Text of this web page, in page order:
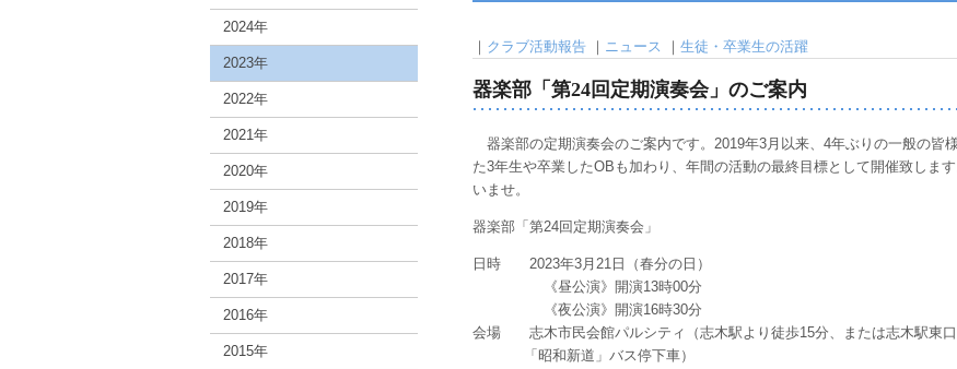
｜ クラブ活動報告 ｜ ニュース ｜ 生徒・卒業生の活躍
器楽部「第24回定期演奏会」のご案内
器楽部の定期演奏会のご案内です。2019年3月以来、4年ぶりの一般の皆
た3年生や卒業したOBも加わり、年間の活動の最終目標として開催致しま
いませ。
器楽部「第24回定期演奏会」
日時 2023年3月21日（春分の日）
《昼公演》開演13時00分
《夜公演》開演16時30分
会場 志木市民会館パルシティ（志木駅より徒歩15分、または志木駅東口
「昭和新道」バス停下車）
2024年
2023年
2022年
2021年
2020年
2019年
2018年
2017年
2016年
2015年